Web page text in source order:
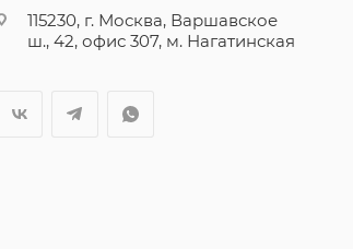
115230, г. Москва, Варшавское
ш., 42, офис 307, м. Нагатинская